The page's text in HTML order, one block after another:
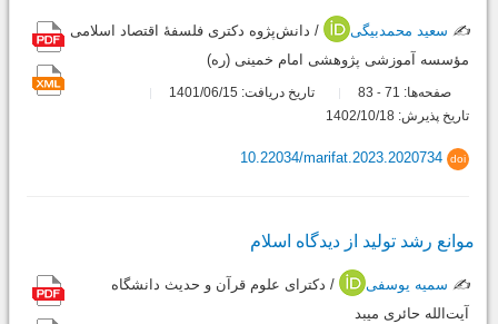
✍️ سعید محمدبیگی
/ دانش‌پژوه دکتری فلسفۀ اقتصاد اسلامی
مؤسسه آموزشی پژوهشی امام خمینی (ره)
صفحه‌ها: 71
-
تاریخ دریافت: 1401/06/15
تاریخ پذیرش: 1402/10/18
doi
10.22034/marifat.2023.2020734
موانع رشد تولید از دیدگاه اسلام
✍️ سمیه یوسفی
/ دکترای علوم قرآن و حدیث دانشگاه
آیت‌الله حائری میبد